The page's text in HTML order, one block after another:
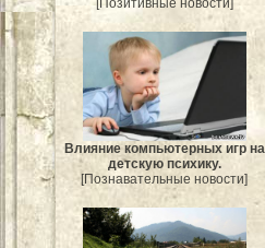
[Позитивные новости]
Влияние компьютерных игр на
детскую психику.
[Познавательные новости]